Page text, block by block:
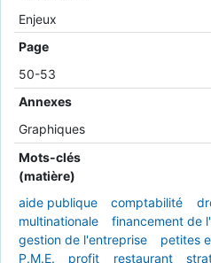
Enjeux
Page
50-53
Annexes
Graphiques
Mots-clés
(matière)
aide publique
comptabilité
multinationale
financement de
gestion de l'entreprise
petites
P.M.E.
profit restaurant